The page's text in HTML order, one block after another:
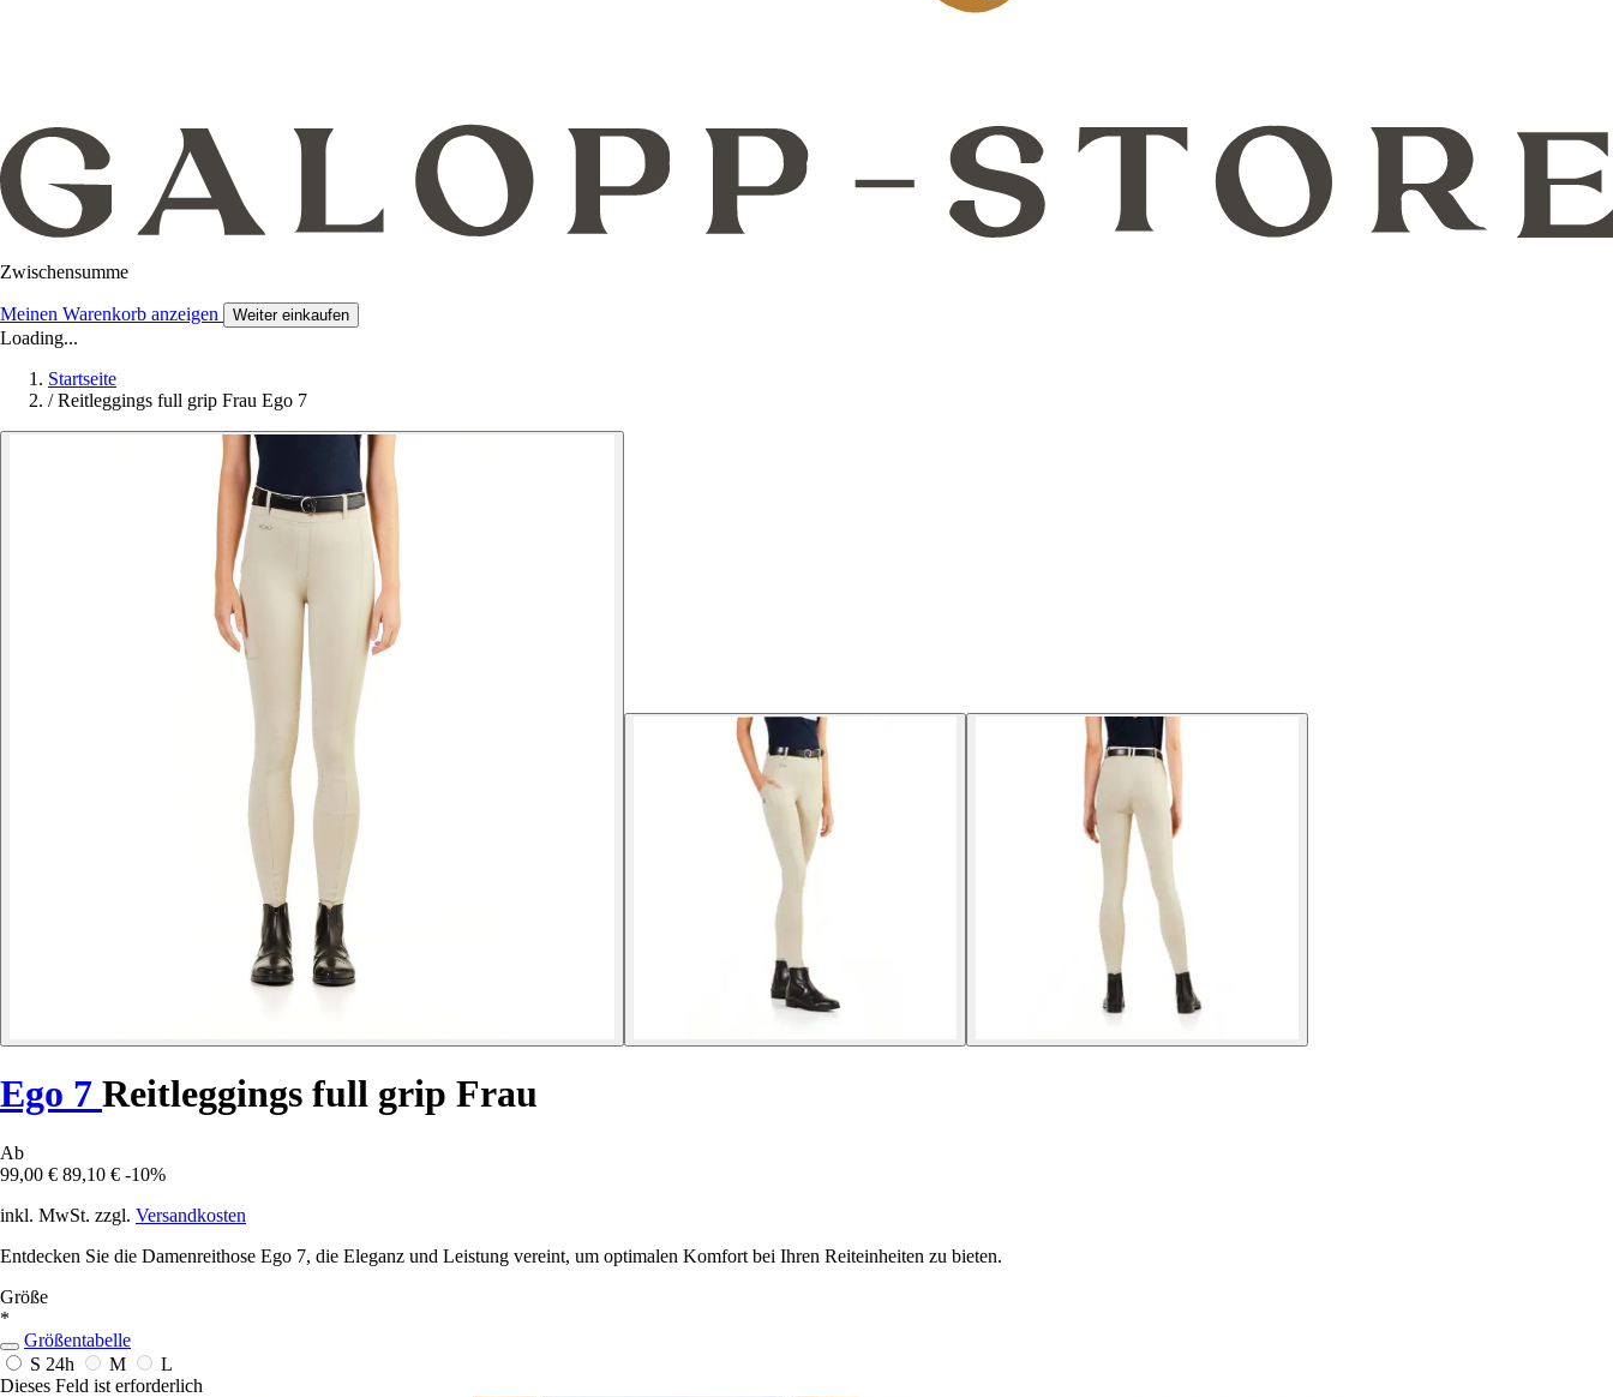
Zwischensumme
Meinen Warenkorb anzeigen Weiter einkaufen
Loading...
Startseite
/ Reitleggings full grip Frau Ego 7
Ego 7 Reitleggings full grip Frau
Ab
99,00 € 89,10 € -10%
inkl. MwSt. zzgl. Versandkosten
Entdecken Sie die Damenreithose Ego 7, die Eleganz und Leistung vereint, um optimalen Komfort bei Ihren Reiteinheiten zu bieten.
Größe
*
Größentabelle
S 24h M
L
Dieses Feld ist erforderlich